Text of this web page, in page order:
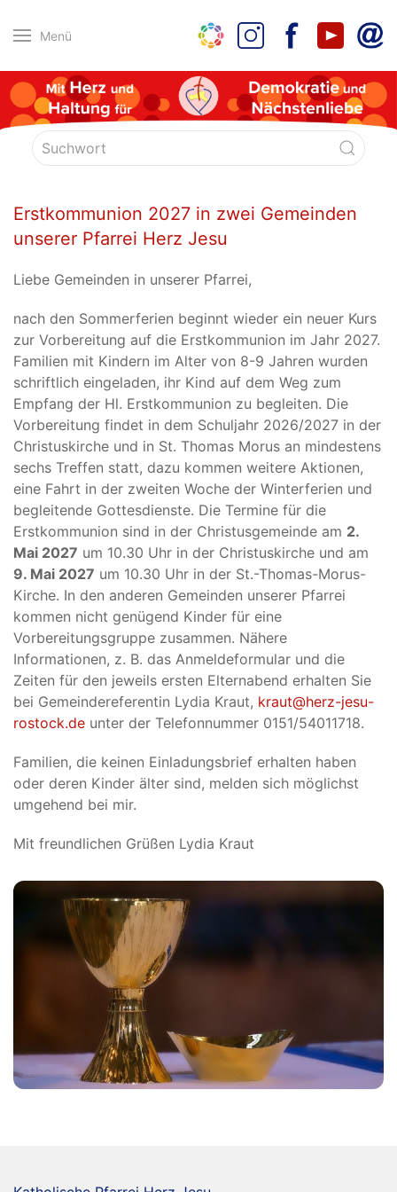
Menü
Erstkommunion 2027 in zwei Gemeinden
unserer Pfarrei Herz Jesu
Liebe Gemeinden in unserer Pfarrei,
nach den Sommerferien beginnt wieder ein neuer Kurs
zur Vorbereitung auf die Erstkommunion im Jahr 2027.
Familien mit Kindern im Alter von 8-9 Jahren wurden
schriftlich eingeladen, ihr Kind auf dem Weg zum
Empfang der Hl. Erstkommunion zu begleiten. Die
Vorbereitung findet in dem Schuljahr 2026/2027 in der
Christuskirche und in St. Thomas Morus an mindestens
sechs Treffen statt, dazu kommen weitere Aktionen,
eine Fahrt in der zweiten Woche der Winterferien und
begleitende Gottesdienste. Die Termine für die
Erstkommunion sind in der Christusgemeinde am 2.
Mai 2027 um 10.30 Uhr in der Christuskirche und am
9. Mai 2027 um 10.30 Uhr in der St.-Thomas-Morus-
Kirche. In den anderen Gemeinden unserer Pfarrei
kommen nicht genügend Kinder für eine
Vorbereitungsgruppe zusammen. Nähere
Informationen, z. B. das Anmeldeformular und die
Zeiten für den jeweils ersten Elternabend erhalten Sie
bei Gemeindereferentin Lydia Kraut, kraut@herz-jesu-
rostock.de unter der Telefonnummer 0151/54011718.
Familien, die keinen Einladungsbrief erhalten haben
oder deren Kinder älter sind, melden sich möglichst
umgehend bei mir.
Mit freundlichen Grüßen Lydia Kraut